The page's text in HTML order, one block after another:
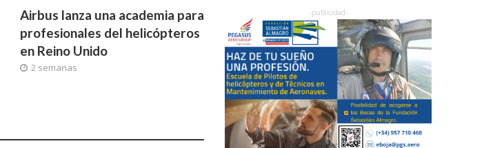
Airbus lanza una academia para
profesionales del helicópteros
en Reino Unido
2 semanas